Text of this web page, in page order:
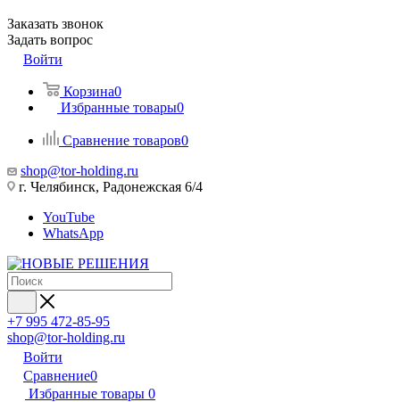
Заказать звонок
Задать вопрос
Войти
Корзина0
Избранные товары0
Сравнение товаров0
shop@tor-holding.ru
г. Челябинск, Радонежская 6/4
YouTube
WhatsApp
+7 995 472-85-95
shop@tor-holding.ru
Войти
Сравнение0
Избранные товары 0